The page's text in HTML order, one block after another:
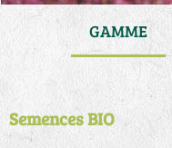
GAMME
Semences BIO